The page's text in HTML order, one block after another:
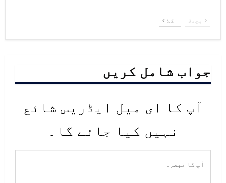
پچھلا اگلا
جواب شامل کریں
آپ کا ای میل ایڈریس شائع
نہیں کیا جائے گا۔